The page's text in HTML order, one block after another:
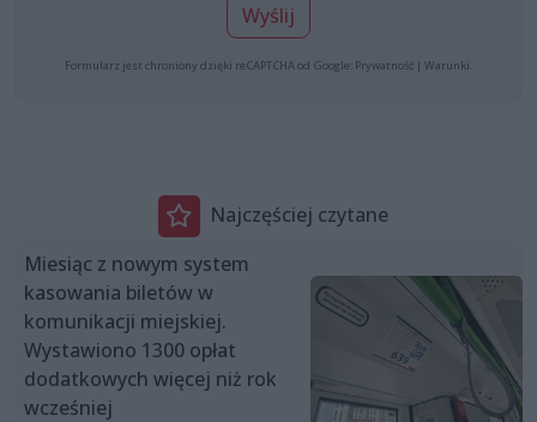
Wyślij
Formularz jest chroniony dzięki reCAPTCHA od Google: Prywatność | Warunki
Najczęściej czytane
Miesiąc z nowym system
kasowania biletów w
komunikacji miejskiej.
Wystawiono 1300 opłat
dodatkowych więcej niż rok
wcześniej